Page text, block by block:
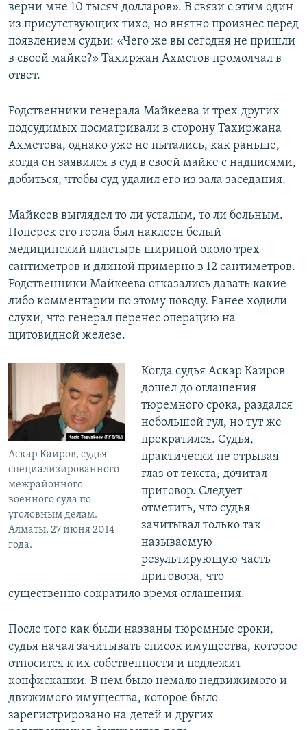
верни мне 10 тысяч долларов». В связи с этим один
из присутствующих тихо, но внятно произнес перед
появлением судьи: «Чего же вы сегодня не пришли
в своей майке?» Тахиржан Ахметов промолчал в
ответ.
Родственники генерала Майкеева и трех других
подсудимых посматривали в сторону Тахиржана
Ахметова, однако уже не пытались, как раньше,
когда он заявился в суд в своей майке с надписями,
добиться, чтобы суд удалил его из зала заседания.
Майкеев выглядел то ли усталым, то ли больным.
Поперек его горла был наклеен белый
медицинский пластырь шириной около трех
сантиметров и длиной примерно в 12 сантиметров.
Родственники Майкеева отказались давать какие-
либо комментарии по этому поводу. Ранее ходили
слухи, что генерал перенес операцию на
щитовидной железе.
Аскар Каиров, судья
специализированного
межрайонного
военного суда по
уголовным делам.
Алматы, 27 июня 2014
года.
Когда судья Аскар Каиров
дошел до оглашения
тюремного срока, раздался
небольшой гул, но тут же
прекратился. Судья,
практически не отрывая
глаз от текста, дочитал
приговор. Следует
отметить, что судья
зачитывал только так
называемую
результирующую часть
приговора, что
существенно сократило время оглашения.
После того как были названы тюремные сроки,
судья начал зачитывать список имущества, которое
относится к их собственности и подлежит
конфискации. В нем было немало недвижимого и
движимого имущества, которое было
зарегистрировано на детей и других